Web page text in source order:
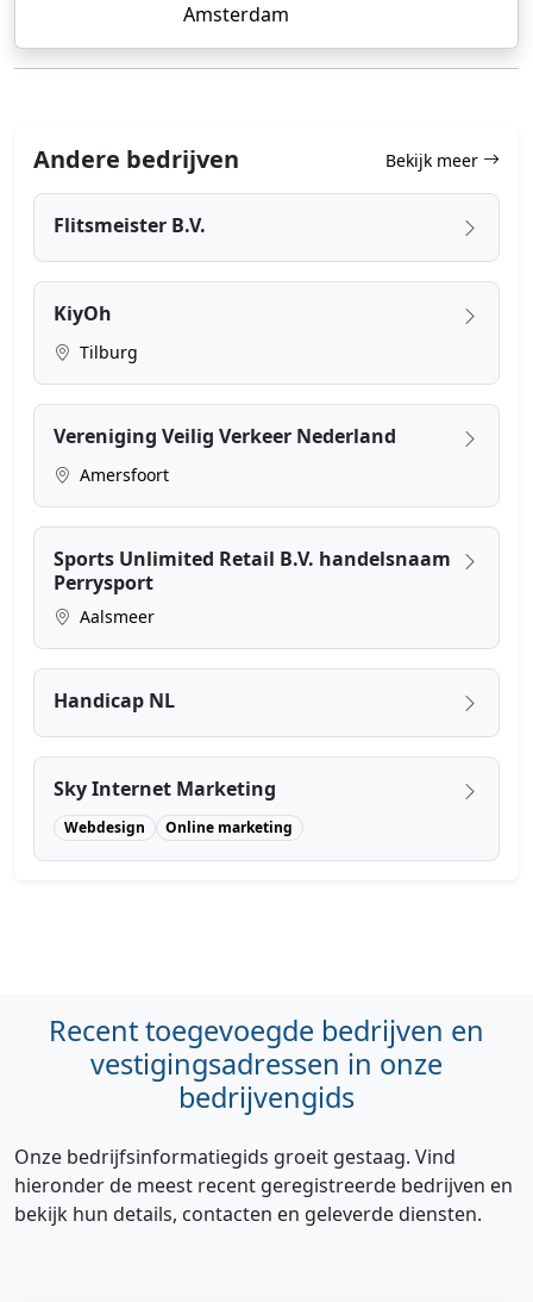
Amsterdam
Andere bedrijven Bekijk meer
Flitsmeister B.V.
KiyOh
Tilburg
Vereniging Veilig Verkeer Nederland
Amersfoort
Sports Unlimited Retail B.V. handelsnaam
Perrysport
Aalsmeer
Handicap NL
Sky Internet Marketing
Webdesign Online marketing
Recent toegevoegde bedrijven en
vestigingsadressen in onze
bedrijvengids
Onze bedrijfsinformatiegids groeit gestaag. Vind
hieronder de meest recent geregistreerde bedrijven en
bekijk hun details, contacten en geleverde diensten.